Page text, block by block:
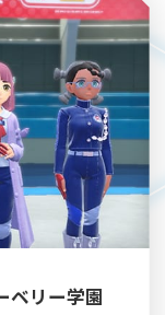
ベリー学園